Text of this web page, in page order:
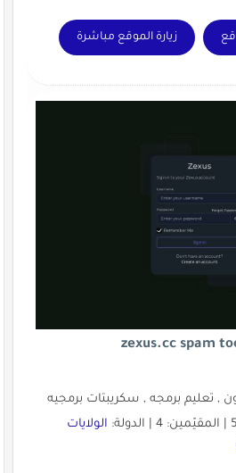
زيارة الموقع مباشرة
zexus.cc spam
, تعليم برمجه , سكريبتات برمجيه
الولايات